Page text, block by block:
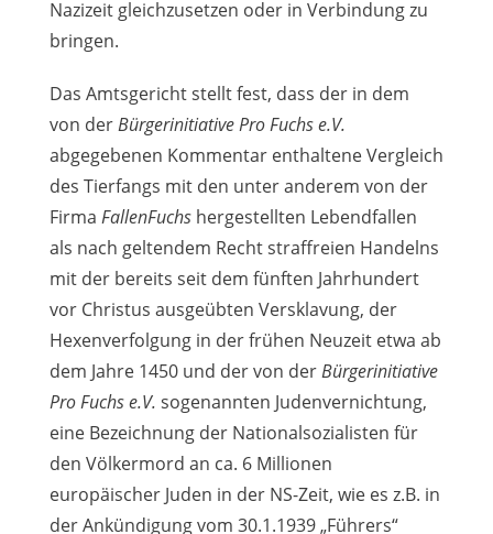
Nazizeit gleichzusetzen oder in Verbindung zu
bringen.
Das Amtsgericht stellt fest, dass der in dem
von derBürgerinitiative Pro Fuchs e.V.
abgegebenen Kommentar enthaltene Vergleich
des Tierfangs mit den unter anderem von der
Firma FallenFuchs hergestellten Lebendfallen
als nach geltendem Recht straffreien Handelns
mit der bereits seit dem fünften Jahrhundert
vor Christus ausgeübten Versklavung, der
Hexenverfolgung in der frühen Neuzeit etwa ab
dem Jahre 1450 und der von derBürgerinitiative
Pro Fuchs e.V. sogenannten Judenvernichtung,
eine Bezeichnung der Nationalsozialisten für
den Völkermord an ca. 6 Millionen
europäischer Juden in der NS-Zeit, wie es z.B. in
der Ankündigung vom 30.1.1939 „Führers“